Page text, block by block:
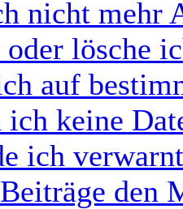
nicht mehr
lösche
auf
keine
ich
den